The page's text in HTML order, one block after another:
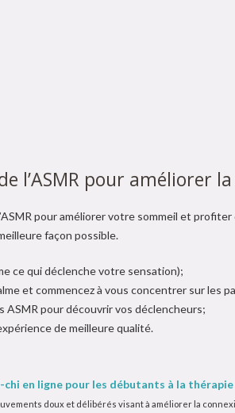
l’ASMR pour améliorer
pour améliorer votre sommeil et
façon possible.
ce qui déclenche votre sensation);
et commencez à vous concentrer sur les
ASMR pour découvrir vos déclencheurs;
de meilleure qualité.
chi en ligne pour les débutants à la
doux et délibérés visant à améliorer la